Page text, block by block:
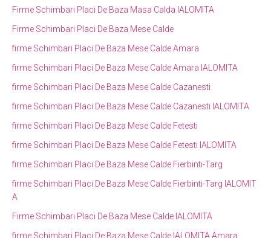
Firme Schimbari Placi De Baza Masa Calda IALOMITA
Firme Schimbari Placi De Baza Mese Calde
firme Schimbari Placi De Baza Mese Calde Amara
firme Schimbari Placi De Baza Mese Calde Amara IALOMITA
firme Schimbari Placi De Baza Mese Calde Cazanesti
firme Schimbari Placi De Baza Mese Calde Cazanesti IALOMITA
firme Schimbari Placi De Baza Mese Calde Fetesti
firme Schimbari Placi De Baza Mese Calde Fetesti IALOMITA
firme Schimbari Placi De Baza Mese Calde Fierbinti-Targ
firme Schimbari Placi De Baza Mese Calde Fierbinti-Targ IALOMIT
A
Firme Schimbari Placi De Baza Mese Calde IALOMITA
firme Schimbari Placi De Baza Mese Calde IALOMITA Amara